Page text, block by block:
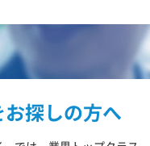
探しの方へ